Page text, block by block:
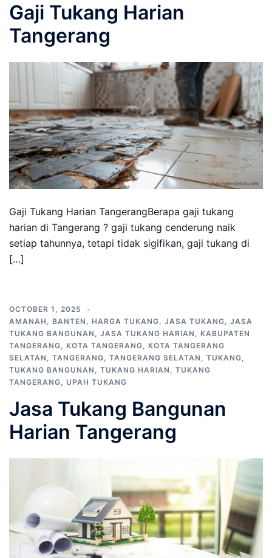
Gaji Tukang Harian
Tangerang
Gaji Tukang Harian TangerangBerapa gaji tukang
harian di Tangerang ? gaji tukang cenderung naik
setiap tahunnya, tetapi tidak sigifikan, gaji tukang di
[…]
OCTOBER 1, 2025
AMANAH , BANTEN , HARGA TUKANG, JASA TUKANG, JASA
TUKANG BANGUNAN , JASA TUKANG HARIAN , KABUPATEN
TANGERANG, KOTA TANGERANG, KOTA TANGERANG
SELATAN , TANGERANG, TANGERANG SELATAN , TUKANG,
TUKANG BANGUNAN , TUKANG HARIAN , TUKANG
TANGERANG, UPAH TUKANG
Jasa Tukang Bangunan
Harian Tangerang